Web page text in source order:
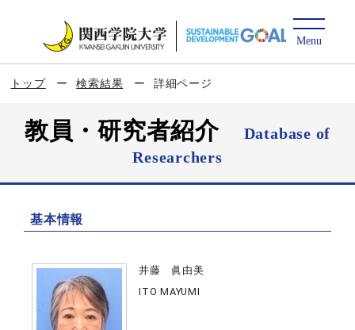
トップ 検索結果 詳細ページ
教員・研究者紹介
Database of
Researchers
基本情報
井藤 眞由美
ITO MAYUMI